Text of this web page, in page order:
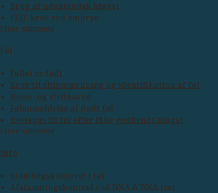
Brug af udenlandsk hingst
FEIF krav ved embryo
Close submenu
Føl
Føllet er født
Krav til chipmærkning og identifikation af føl
Heste- og stednavne
Følanmeldelse af dødt føl
Hestepas til føl efter ikke godkendt hingst
Close submenu
Info
Stambogskontoret i tal
Afstamningskontrol ved DNA & DNA test